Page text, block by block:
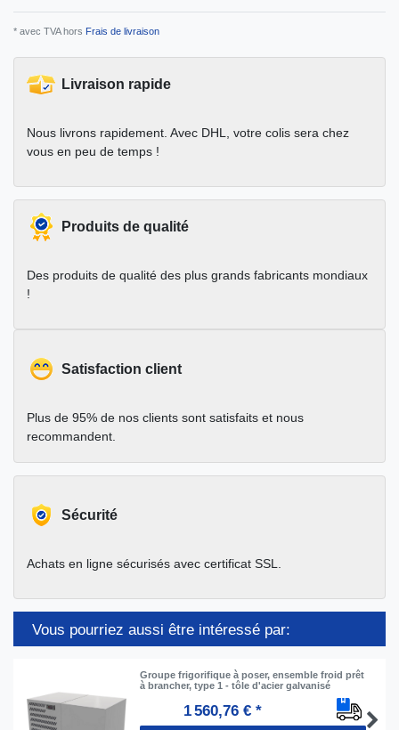
* avec TVA hors Frais de livraison
Livraison rapide
Nous livrons rapidement. Avec DHL, votre colis sera chez
vous en peu de temps !
Produits de qualité
Des produits de qualité des plus grands fabricants mondiaux
!
Satisfaction client
Plus de 95% de nos clients sont satisfaits et nous
recommandent.
Sécurité
Achats en ligne sécurisés avec certificat SSL.
Vous pourriez aussi être intéressé par:
Groupe frigorifique à poser, ensemble froid prêt
à brancher, type 1 - tôle d'acier galvanisé
1 560,76 € *